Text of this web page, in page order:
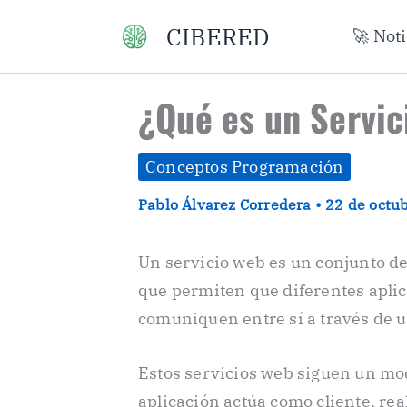
contenido
CIBERED 🚀
¿Qué es un
Conceptos Programación
Pablo Álvarez Corredera • 22 de
Un servicio web es un conjunto
que permiten que diferentes
comuniquen entre sí a través de
Estos servicios web siguen un
aplicación actúa como cliente,